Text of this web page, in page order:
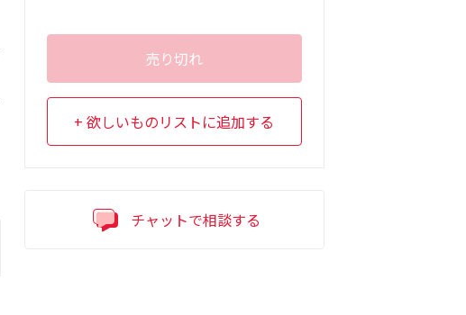
売り切れ
欲しいものリストに追加する
チャットで相談する